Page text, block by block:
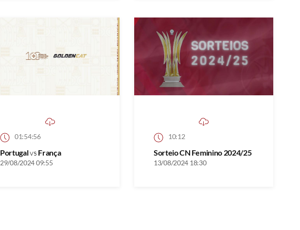
01:54:56
Portugalvs França
29/08/2024 09:55
10:12
Sorteio CN Feminino 2024/25
13/08/2024 18:30